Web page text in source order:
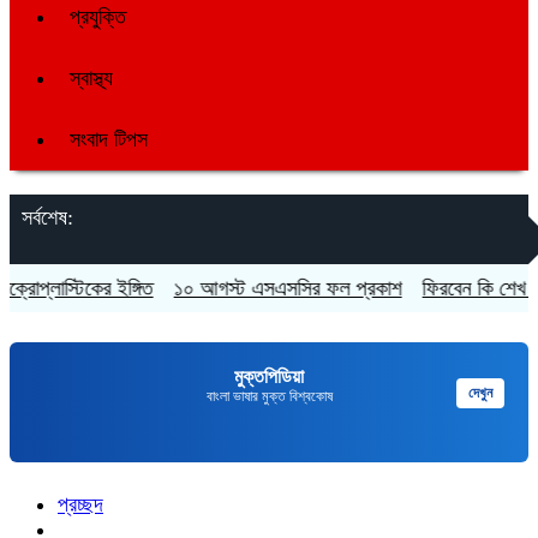
প্রযুক্তি
স্বাস্থ্য
সংবাদ টিপস
সর্বশেষ:
ইঙ্গিত ১০ আগস্ট এসএসসির ফল প্রকাশ ফিরবেন কি শেখ
মুক্তপিডিয়া
বাংলা ভাষার মুক্ত বিশ্বকোষ দেখুন
প্রচ্ছদ